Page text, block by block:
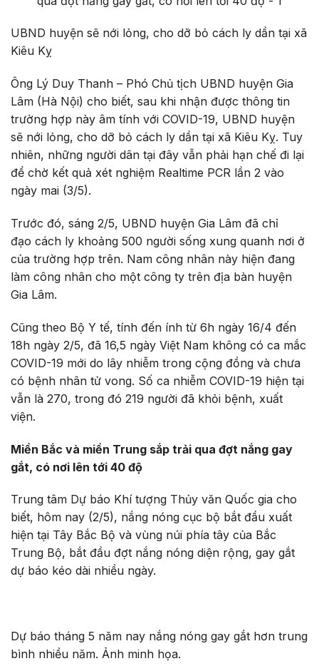
UBND huyện sẽ nới lỏng, cho dỡ bỏ cách ly dần tại xã
Kiêu Kỵ
Ông Lý Duy Thanh – Phó Chủ tịch UBND huyện Gia
Lâm (Hà Nội) cho biết, sau khi nhận được thông tin
trường hợp này âm tính với COVID-19, UBND huyện
sẽ nới lỏng, cho dỡ bỏ cách ly dần tại xã Kiêu Kỵ. Tuy
nhiên, những người dân tại đây vẫn phải hạn chế đi lại
để chờ kết quả xét nghiệm Realtime PCR lần 2 vào
ngày mai (3/5).
Trước đó, sáng 2/5, UBND huyện Gia Lâm đã chỉ
đạo cách ly khoảng 500 người sống xung quanh nơi ở
của trường hợp trên. Nam công nhân này hiện đang
làm công nhân cho một công ty trên địa bàn huyện
Gia Lâm.
Cũng theo Bộ Y tế, tính đến ính từ 6h ngày 16/4 đến
18h ngày 2/5, đã 16,5 ngày Việt Nam không có ca mắc
COVID-19 mới do lây nhiễm trong cộng đồng và chưa
có bệnh nhân tử vong. Số ca nhiễm COVID-19 hiện tại
vẫn là 270, trong đó 219 người đã khỏi bệnh, xuất
viện.
Miền Bắc và miền Trung sắp trải qua đợt nắng gay
gắt, có nơi lên tới 40 độ
Trung tâm Dự báo Khí tượng Thủy văn Quốc gia cho
biết, hôm nay (2/5), nắng nóng cục bộ bắt đầu xuất
hiện tại Tây Bắc Bộ và vùng núi phía tây của Bắc
Trung Bộ, bắt đầu đợt nắng nóng diện rộng, gay gắt
dự báo kéo dài nhiều ngày.
Dự báo tháng 5 năm nay nắng nóng gay gắt hơn trung
bình nhiều năm. Ảnh minh họa.